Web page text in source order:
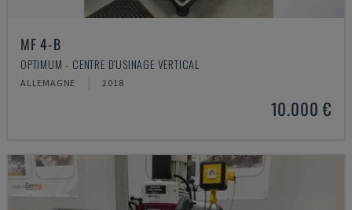
MF 4-B
OPTIMUM - CENTRE D'USINAGE VERTICAL
ALLEMAGNE 2018
10.000 €